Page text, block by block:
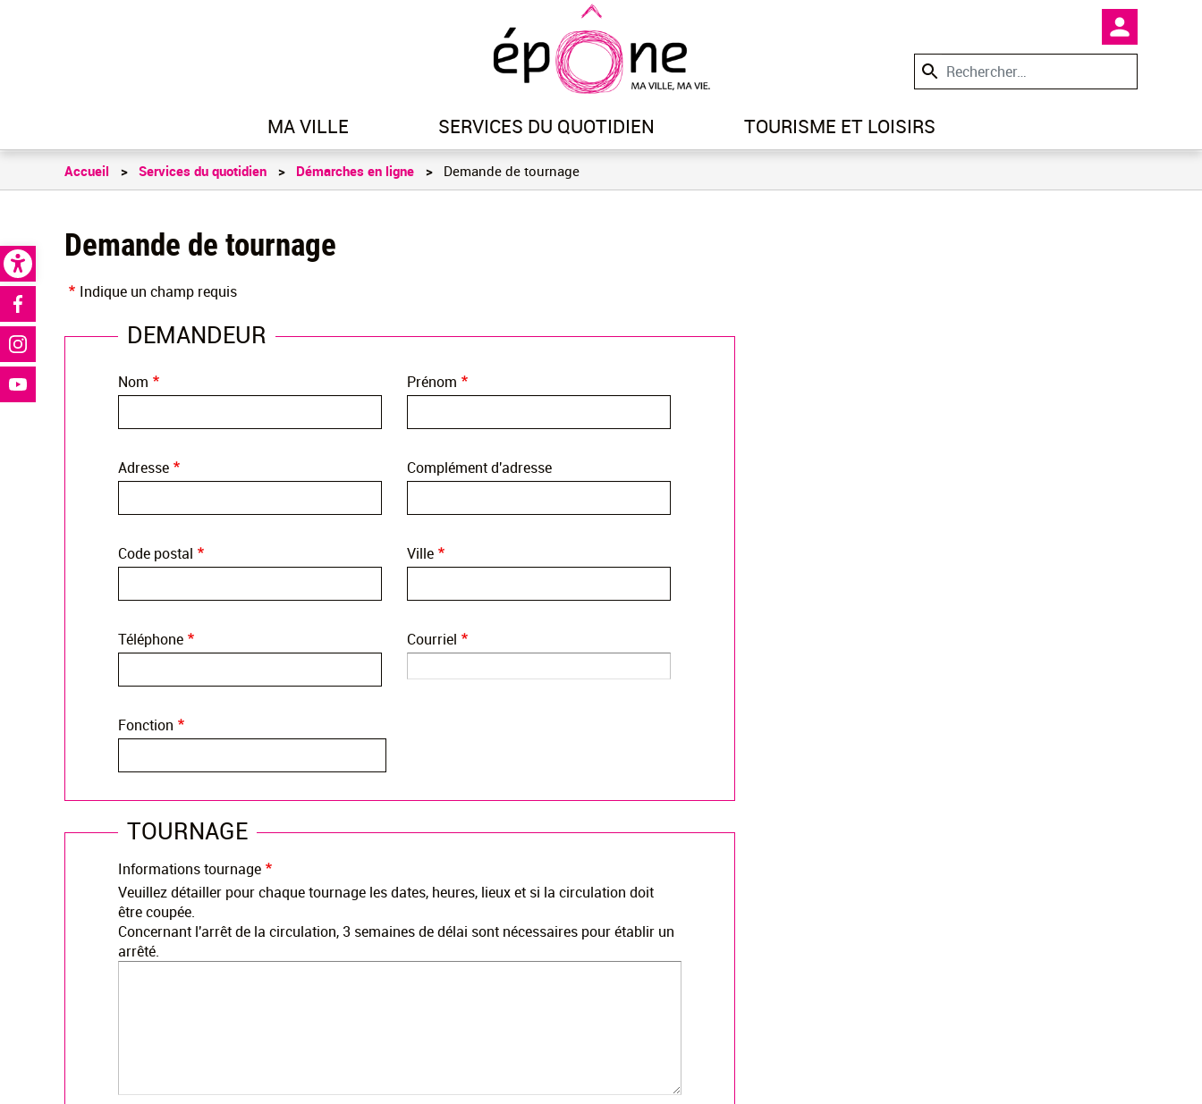
Open toolbar
Aller
au
contenu
principal
En-tête
MA VILLE SERVICES DU QUOTIDIEN TOURISME ET LOISIRS
Réseaux sociaux
Accueil Services du quotidien Démarches en ligne Demande de tournage
Demande de tournage
Indique un champ requis
DEMANDEUR
Nom Prénom
Adresse Complément d'adresse
Code postal Ville
Téléphone Courriel
Fonction
TOURNAGE
Informations tournage
Veuillez détailler pour chaque tournage les dates, heures, lieux et si la circulation doit
être coupée.
Concernant l'arrêt de la circulation, 3 semaines de délai sont nécessaires pour établir un
arrêté.